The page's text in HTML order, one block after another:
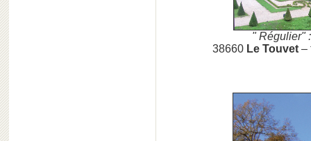
" Régulier"
38660 Le Touvet –